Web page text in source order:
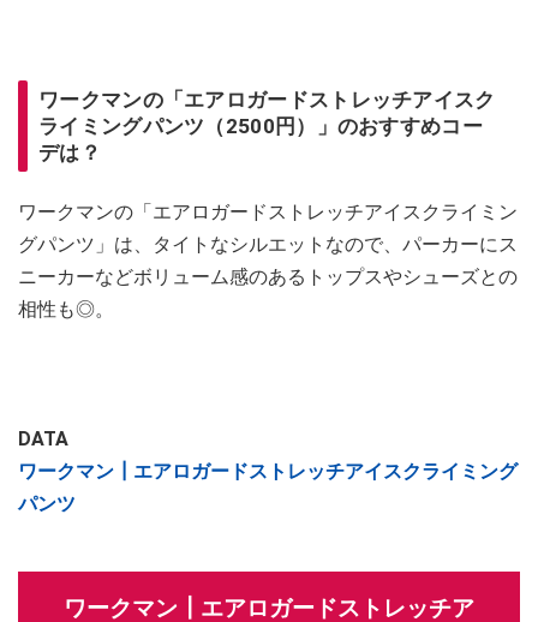
ワークマンの「エアロガードストレッチアイスク
ライミングパンツ（2500円）」のおすすめコー
デは？
ワークマンの「エアロガードストレッチアイスクライミン
グパンツ」は、タイトなシルエットなので、パーカーにス
ニーカーなどボリューム感のあるトップスやシューズとの
相性も◎。
DATA
ワークマン┃エアロガードストレッチアイスクライミング
パンツ
ワークマン┃エアロガードストレッチア